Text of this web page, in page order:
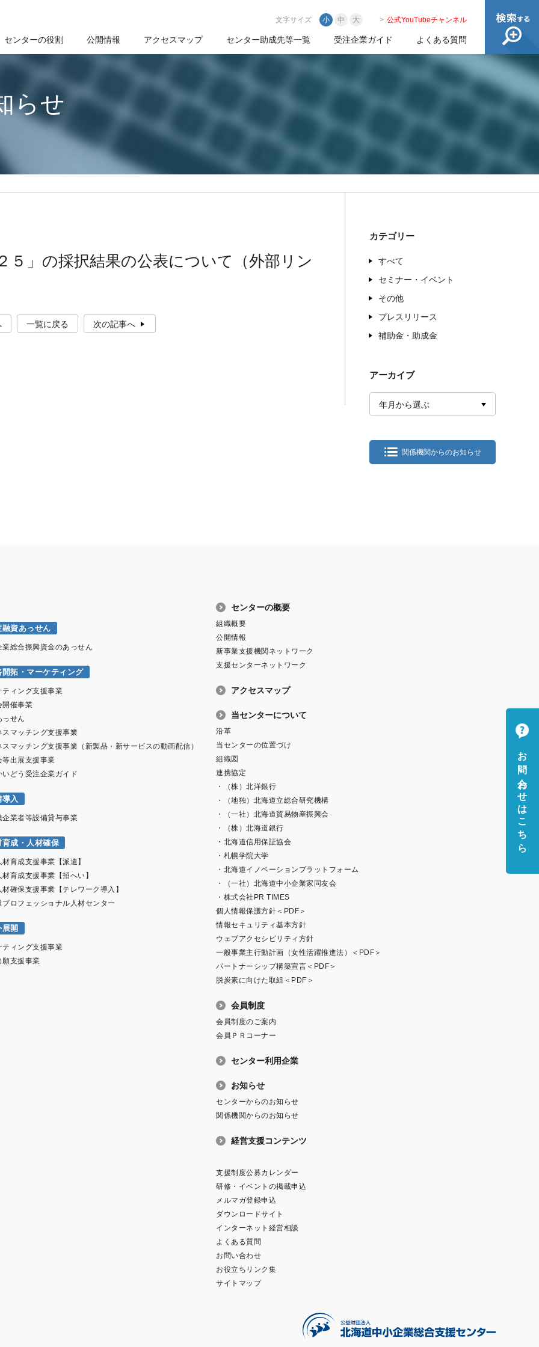
文字サイズ 小 中 大 公式YouTubeチャンネル
センターの役割 公開情報 アクセスマップ センター助成先等一覧 受注企業ガイド よくある質問
お問い合わせはこちら
らせ
カテゴリー
すべて
セミナー・イベント
その他
プレスリリース
補助金・助成金
アーカイブ
年月から選ぶ
関係機関からのお知らせ
５」の採択結果の公表について（外部リン
一覧に戻る 次の記事へ
融資あっせん
業総合振興資金のあっせん
開拓・マーケティング
ティング支援事業
開催事業
っせん
スマッチング支援事業
スマッチング支援事業（新製品・新サービスの動画配信）
等出展支援事業
いどう受注企業ガイド
導入
企業者等設備貸与事業
育成・人材確保
材育成支援事業【派遣】
材育成支援事業【招へい】
材確保支援事業【テレワーク導入】
プロフェッショナル人材センター
開
ティング支援事業
願支援事業
センターの概要
組織概要
公開情報
新事業支援機関ネットワーク
支援センターネットワーク
アクセスマップ
当センターについて
沿革
当センターの位置づけ
組織図
連携協定
・（株）北洋銀行
・（地独）北海道立総合研究機構
・（一社）北海道貿易物産振興会
・（株）北海道銀行
・北海道信用保証協会
・札幌学院大学
・北海道イノベーションプラットフォーム
・（一社）北海道中小企業家同友会
・株式会社PR TIMES
個人情報保護方針＜PDF＞
情報セキュリティ基本方針
ウェブアクセシビリティ方針
一般事業主行動計画（女性活躍推進法）＜PDF＞
パートナーシップ構築宣言＜PDF＞
脱炭素に向けた取組＜PDF＞
会員制度
会員制度のご案内
会員ＰＲコーナー
センター利用企業
お知らせ
センターからのお知らせ
関係機関からのお知らせ
経営支援コンテンツ
支援制度公募カレンダー
研修・イベントの掲載申込
メルマガ登録申込
ダウンロードサイト
インターネット経営相談
よくある質問
お問い合わせ
お役立ちリンク集
サイトマップ